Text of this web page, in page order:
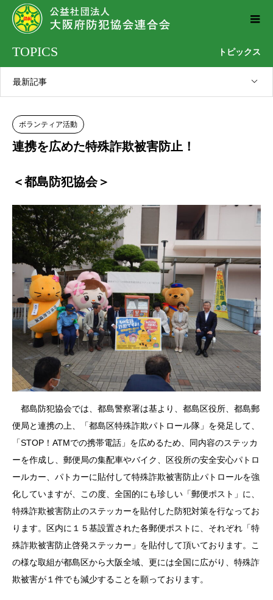
TOPICS トピックス
最新記事
ボランティア活動
連携を広めた特殊詐欺被害防止！
＜都島防犯協会＞
都島防犯協会では、都島警察署は基より、都島区役所、都島郵
便局と連携の上、「都島区特殊詐欺パトロール隊」を発足して、
「STOP！ATMでの携帯電話」を広めるため、同内容のステッカ
ーを作成し、郵便局の集配車やバイク、区役所の安全安心パトロ
ールカー、パトカーに貼付して特殊詐欺被害防止パトロールを強
化していますが、この度、全国的にも珍しい「郵便ポスト」に、
特殊詐欺被害防止のステッカーを貼付した防犯対策を行なってお
ります。区内に１５基設置された各郵便ポストに、それぞれ「特
殊詐欺被害防止啓発ステッカー」を貼付して頂いております。こ
の様な取組が都島区から大阪全域、更には全国に広がり、特殊詐
欺被害が１件でも減少することを願っております。